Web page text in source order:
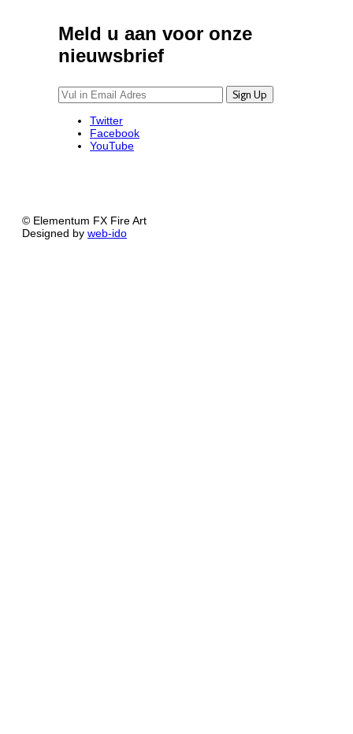
Meld u aan voor onze
nieuwsbrief
Twitter
Facebook
YouTube
© Elementum FX Fire Art
Designed by web-ido